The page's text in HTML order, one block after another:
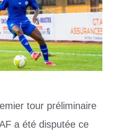
tour préliminaire
a été disputée ce